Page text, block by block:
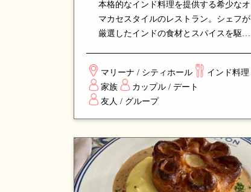
本格的なインド料理を提供する希少なオ
マカセスタイルのレストラン。シェフが
厳選したインドの食材とスパイスを駆使
一皿が並びます。伝統的なインド料理に
革新的なアプローチを加え、シンガポー
ルでインド料理の新しい姿を体験できる
注目の名店です。
マリーナ / シティホール
インド料理
家族
カップル / デート
友人 / グループ